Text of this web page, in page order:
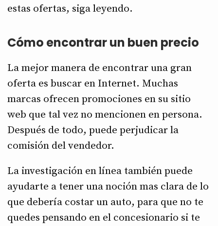
estas ofertas, siga leyendo.
Cómo encontrar un buen precio
La mejor manera de encontrar una gran
oferta es buscar en Internet. Muchas
marcas ofrecen promociones en su sitio
web que tal vez no mencionen en persona.
Después de todo, puede perjudicar la
comisión del vendedor.
La investigación en línea también puede
ayudarte a tener una noción mas clara de lo
que debería costar un auto, para que no te
quedes pensando en el concesionario si te